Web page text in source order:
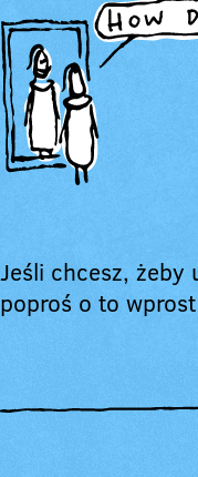
Jeśli chcesz,
poproś o to